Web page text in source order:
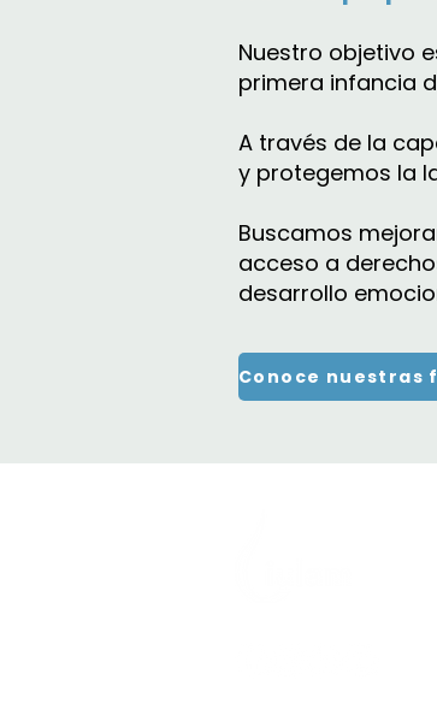
Nuestro objetivo
primera infancia
A través de la
y protegemos la
Buscamos
acceso a
desarrollo